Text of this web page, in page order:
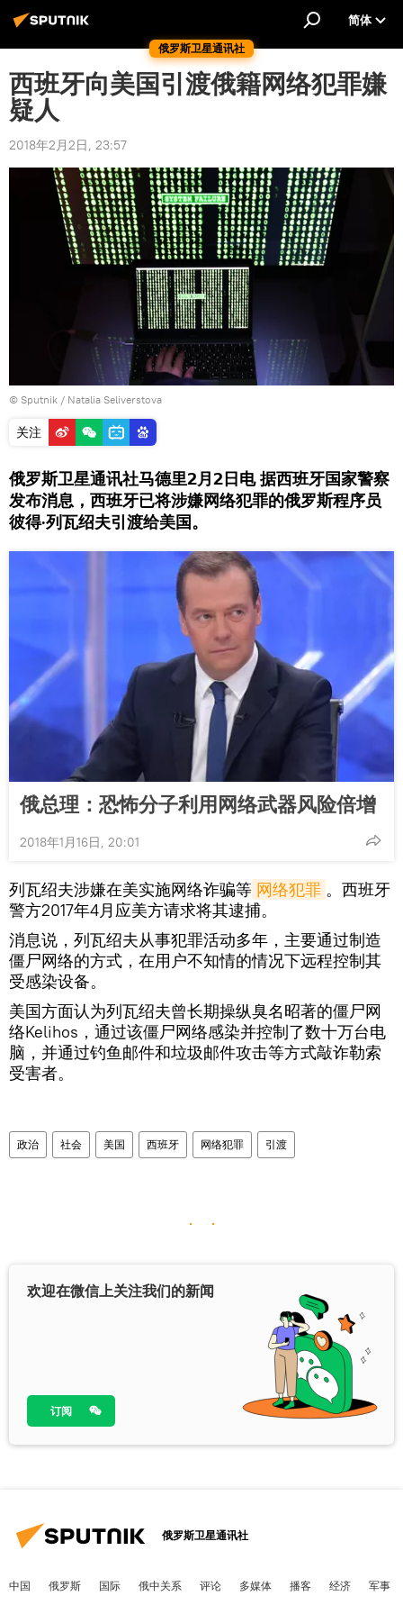
俄罗斯卫星通讯社
简体
西班牙向美国引渡俄籍网络犯罪嫌
疑人
2018年2月2日, 23:57
© Sputnik / Natalia Seliverstova
关注
俄罗斯卫星通讯社马德里2月2日电 据西班牙国家警察
发布消息，西班牙已将涉嫌网络犯罪的俄罗斯程序员
彼得·列瓦绍夫引渡给美国。
俄总理：恐怖分子利用网络武器风险倍增
2018年1月16日, 20:01
列瓦绍夫涉嫌在美实施网络诈骗等 网络犯罪 。西班牙
警方2017年4月应美方请求将其逮捕。
消息说，列瓦绍夫从事犯罪活动多年，主要通过制造
僵尸网络的方式，在用户不知情的情况下远程控制其
受感染设备。
美国方面认为列瓦绍夫曾长期操纵臭名昭著的僵尸网
络Kelihos，通过该僵尸网络感染并控制了数十万台电
脑，并通过钓鱼邮件和垃圾邮件攻击等方式敲诈勒索
受害者。
政治 社会 美国 西班牙 网络犯罪 引渡
欢迎在微信上关注我们的新闻
订阅
俄罗斯卫星通讯社
中国 俄罗斯 国际 俄中关系 评论 多媒体 播客 经济 军事